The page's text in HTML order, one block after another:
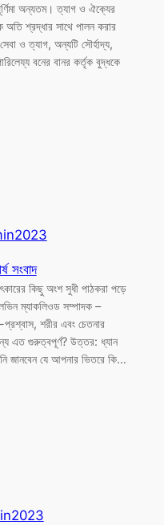
অন্যতম। ত্যাগ ও ঐক্যের
অতি শ্রদ্ধার সাথে পালন করার
ও ত্যাগ, অন্যটি সৌর্হাদ্য,
বনের বানর কর্তৃক বুদ্ধকে
সংবাদ
কিছু অংশ সুধী পাঠকরা পড়ে
ম্যাকলিওড সম্পাদক –
শরীর এবং চেতনার
এত গুরুত্বপূর্ণ? উত্তর: ধ্যান
জানবেন যে আপনার ভিতরে কি…